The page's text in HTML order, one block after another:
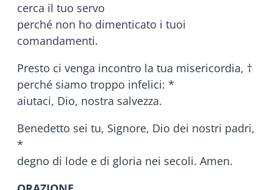
cerca il tuo servo
perché non ho dimenticato i tuoi
comandamenti.
Presto ci venga incontro la tua misericordia, †
perché siamo troppo infelici: *
aiutaci, Dio, nostra salvezza.
Benedetto sei tu, Signore, Dio dei nostri padri,
*
degno di lode e di gloria nei secoli. Amen.